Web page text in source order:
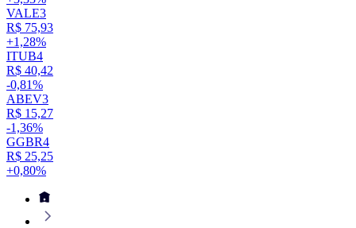
VALE3
R$ 75,93
+1,28%
ITUB4
R$ 40,42
-0,81%
ABEV3
R$ 15,27
-1,36%
GGBR4
R$ 25,25
+0,80%